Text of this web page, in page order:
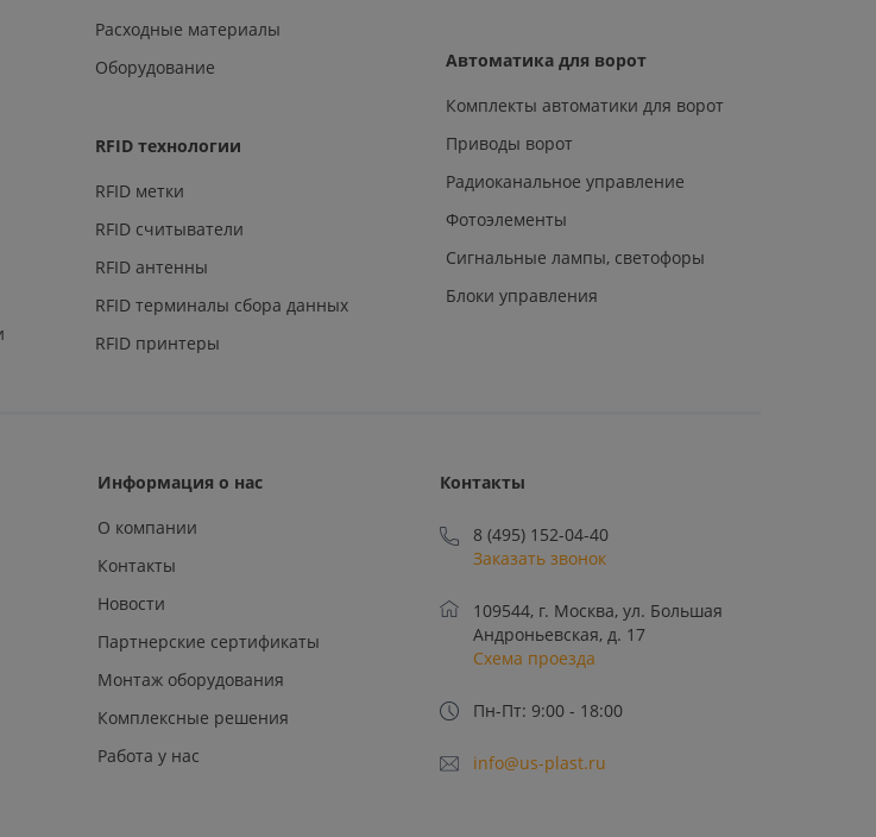
Расходные материалы
Оборудование
RFID технологии
RFID метки
RFID считыватели
RFID антенны
RFID терминалы сбора данных
RFID принтеры
Автоматика для ворот
Комплекты автоматики для ворот
Приводы ворот
Радиоканальное управление
Фотоэлементы
Сигнальные лампы, светофоры
Блоки управления
Информация о нас
О компании
Контакты
Новости
Партнерские сертификаты
Монтаж оборудования
Комплексные решения
Работа у нас
Контакты
8 (495) 152-04-40
Заказать звонок
109544, г. Москва, ул. Большая
Андроньевская, д. 17
Схема проезда
Пн-Пт: 9:00 - 18:00
info@us-plast.ru